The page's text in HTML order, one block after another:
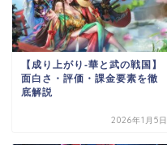
【成り上がり-華と武の戦国】
面白さ・評価・課金要素を徹
底解説
2026年1月5日